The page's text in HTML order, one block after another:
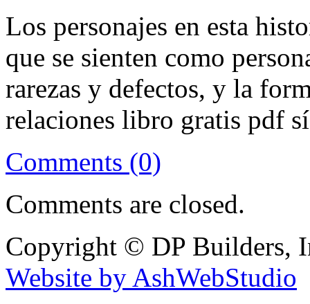
Los personajes en esta
que se sienten como
rarezas y defectos, y la
relaciones libro gratis pdf
Comments (0)
Comments are closed.
Copyright © DP Builders,
Website by AshWebStudio